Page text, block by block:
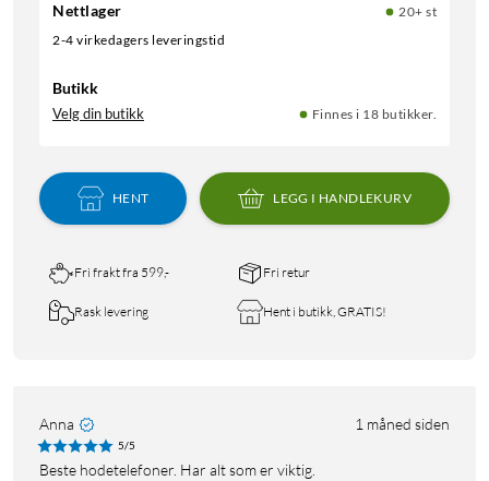
Nettlager
20+ st
2-4 virkedagers leveringstid
Butikk
Velg din butikk Finnes i 18 butikker.
HENT LEGG I HANDLEKURV
Fri frakt fra 599,- Fri retur
Rask levering Hent i butikk, GRATIS!
Anna 1 måned siden
5/5
Beste hodetelefoner. Har alt som er viktig.